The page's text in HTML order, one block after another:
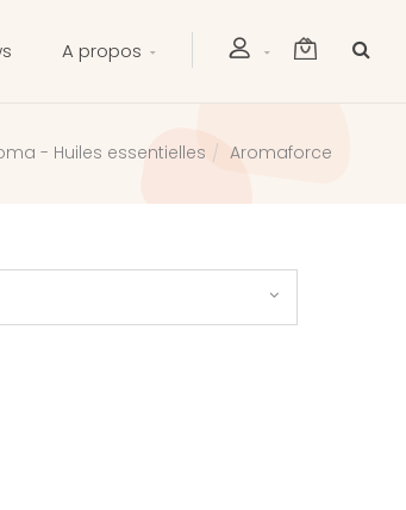
A propos
- Huiles essentielles Aromaforce